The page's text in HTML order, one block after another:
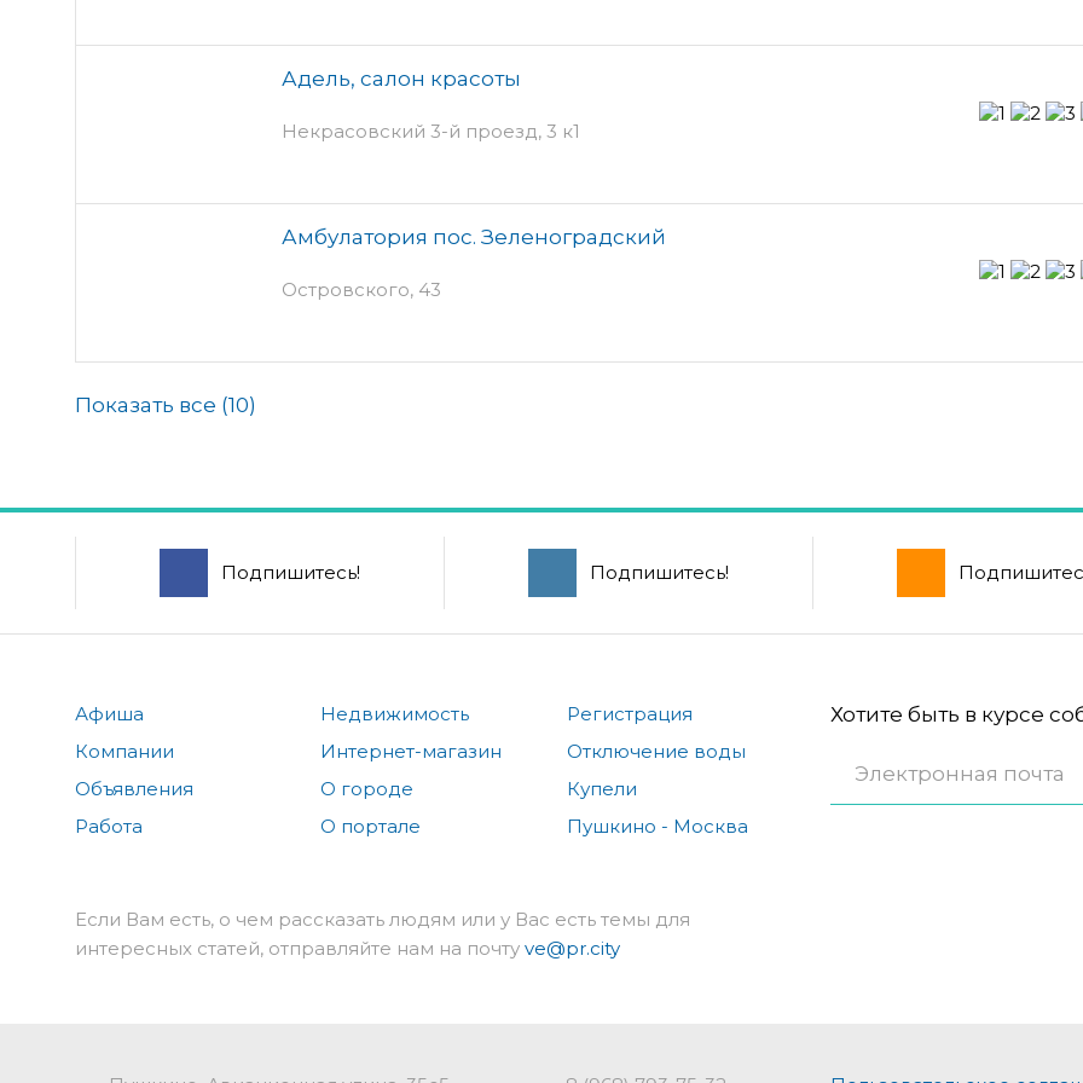
Адель, салон красоты
Некрасовский 3-й проезд, 3 к1
Амбулатория пос. Зеленоградский
Островского, 43
Показать все (10)
Подпишитесь! Подпишитесь!
Афиша
Компании
Объявления
Работа
Недвижимость
Интернет-магазин
О городе
О портале
Регистрация
Отключение воды
Купели
Пушкино - Москва
Хотите быть в курсе
Если Вам есть, о чем рассказать людям или у Вас есть темы для
интересных статей, отправляйте нам на почту ve@pr.city